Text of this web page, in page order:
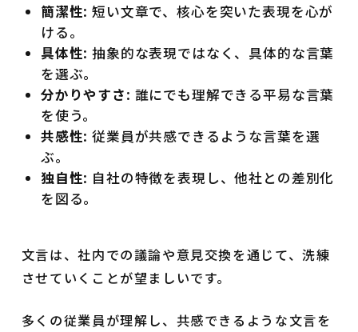
簡潔性: 短い文章で、核心を突いた表現を心が
ける。
具体性: 抽象的な表現ではなく、具体的な言葉
を選ぶ。
分かりやすさ: 誰にでも理解できる平易な言葉
を使う。
共感性: 従業員が共感できるような言葉を選
ぶ。
独自性: 自社の特徴を表現し、他社との差別化
を図る。
文言は、社内での議論や意見交換を通じて、洗練
させていくことが望ましいです。
多くの従業員が理解し、共感できるような文言を